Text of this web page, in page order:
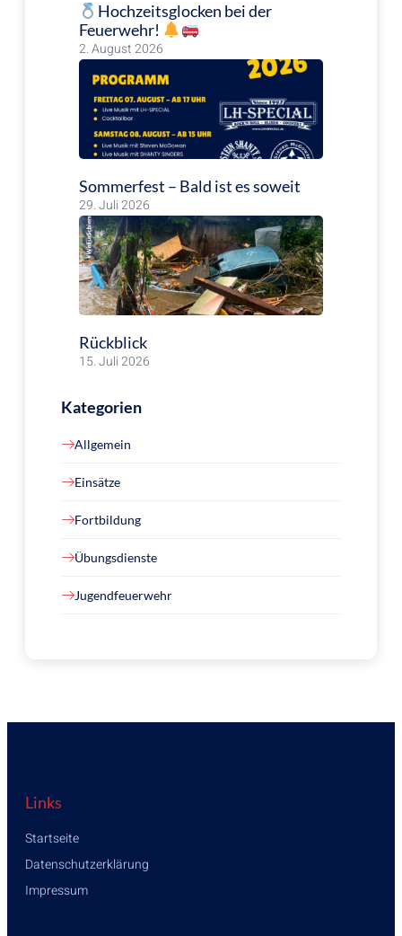
Hochzeitsglocken bei der
Feuerwehr!
2. August 2026
Sommerfest – Bald ist es soweit
29. Juli 2026
Rückblick
15. Juli 2026
Kategorien
Allgemein
Einsätze
Fortbildung
Übungsdienste
Jugendfeuerwehr
Links
Startseite
Datenschutzerklärung
Impressum